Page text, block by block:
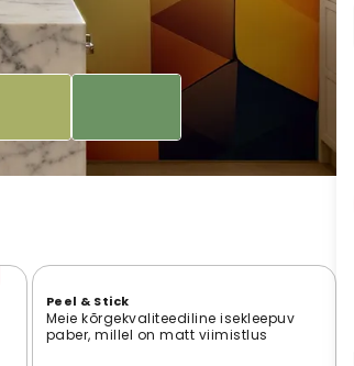
Peel & Stick
Meie kõrgekvaliteediline isekleepuv
paber, millel on matt viimistlus